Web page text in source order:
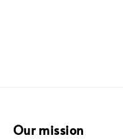
Our mission